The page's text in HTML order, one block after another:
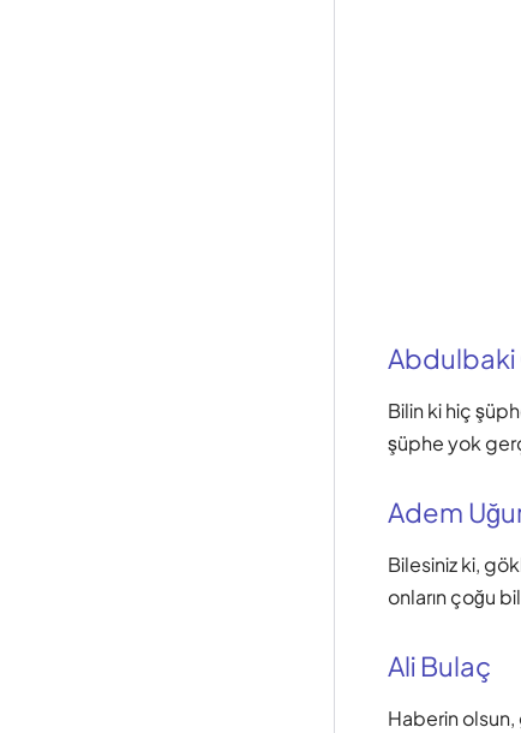
Abdulbaki
Bilin ki hiç
şüphe yok
Adem
Bilesiniz ki,
onların çoğu
Ali Bulaç
Haberin